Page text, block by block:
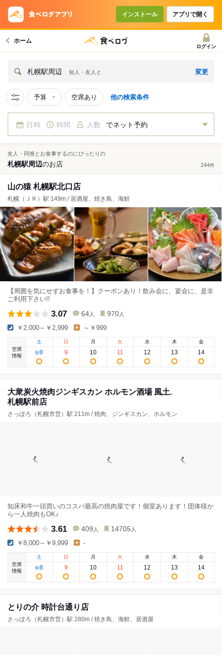
インストール アプリで開く
ホーム
ログイン
札幌駅周辺 知人・友人と 変更
予算 空席あり 他の検索条件
日時 時間 人数 でネット予約
友人・同僚とお食事するのにぴったりの
札幌駅周辺のお店 244件
山の猿 札幌駅北口店
札幌（ＪＲ）駅 149m / 居酒屋、焼き鳥、海鮮
【周囲を気にせずお食事を！】クーポンあり！飲み会に、宴会に、是非
ご利用下さい!!
3.07 64 人 970 人
￥2,000～￥2,999 ～￥999
空席
情報
土
8/8
日
9
月
10
火
11
水
12
木
13
金
14
大衆炭火焼肉ジンギスカン ホルモン酒場 風土.
札幌駅前店
さっぽろ（札幌市営）駅 211m / 焼肉、ジンギスカン、ホルモン
知床和牛一頭買いのコスパ最高の焼肉屋です！個室あります！団体様か
ら一人焼肉もOK♪
3.61 409 人 14705 人
￥8,000～￥9,999 -
空席
情報
土
8/8
日
9
月
10
火
11
水
12
木
13
金
14
とりの介 時計台通り店
さっぽろ（札幌市営）駅 280m / 焼き鳥、海鮮、居酒屋